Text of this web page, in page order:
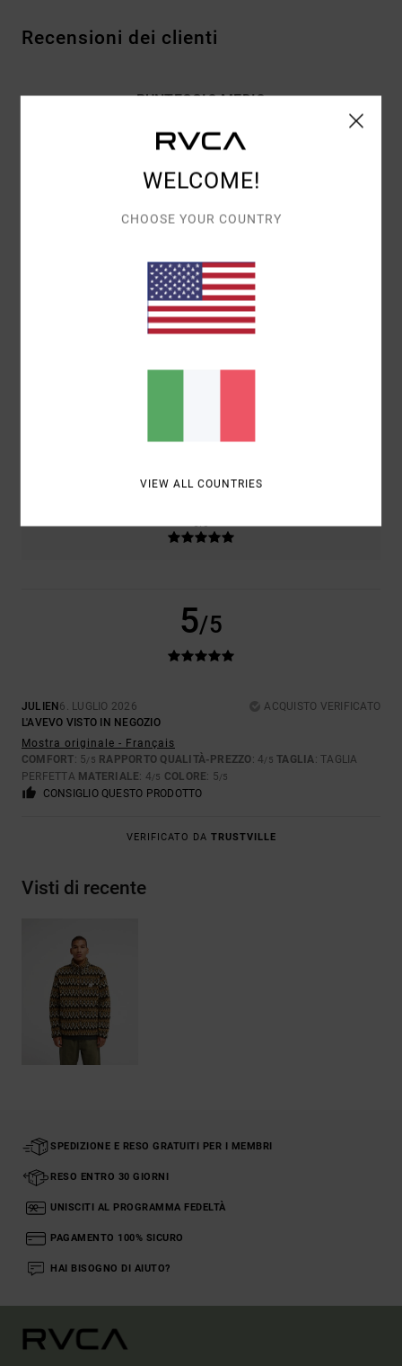
Recensioni dei clienti
PUNTEGGIO MEDIO
5.0/5
IL 100% DEI NOSTRI CLIENTI CONSIGLIA QUESTO
COMFORT
5.0
5.0
5/5
JULIEN 6. LUGLIO 2026
ACQUISTO VERIFICATO
L'AVEVO VISTO IN NEGOZIO
Mostra originale - Français
COMFORT: 5/5 RAPPORTO QUALITÀ-PREZZO: 4/5 TAGLIA: TAGLIA
PERFETTA MATERIALE: 4/5 COLORE: 5/5
CONSIGLIO QUESTO PRODOTTO
VERIFICATO DA TRUSTVILLE
Visti di recente
SPEDIZIONE E RESO GRATUITI PER I MEMBRI
RESO ENTRO 30 GIORNI
UNISCITI AL PROGRAMMA FEDELTÀ
PAGAMENTO 100% SICURO
HAI BISOGNO DI AIUTO?
WELCOME!
CHOOSE YOUR COUNTRY
VIEW ALL COUNTRIES